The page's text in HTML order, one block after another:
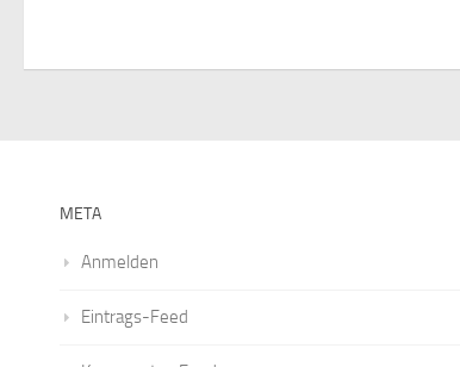
META
Anmelden
Eintrags-Feed